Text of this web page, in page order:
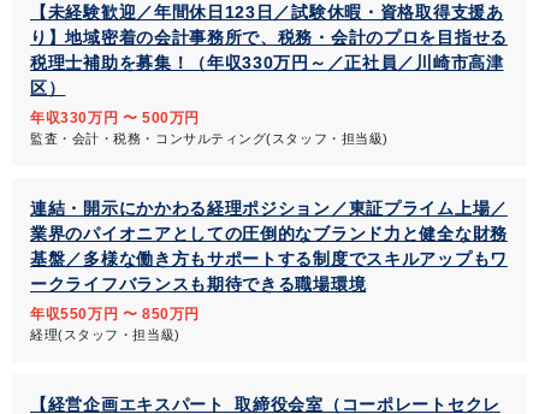
【未経験歓迎／年間休日123日／試験休暇・資格取得支援あ
り】地域密着の会計事務所で、税務・会計のプロを目指せる
税理士補助を募集！（年収330万円～／正社員／川崎市高津
区）
年収330万円 〜 500万円
監査・会計・税務・コンサルティング(スタッフ・担当級)
連結・開示にかかわる経理ポジション／東証プライム上場／
業界のパイオニアとしての圧倒的なブランド力と健全な財務
基盤／多様な働き方もサポートする制度でスキルアップもワ
ークライフバランスも期待できる職場環境
年収550万円 〜 850万円
経理(スタッフ・担当級)
【経営企画エキスパート_取締役会室（コーポレートセクレ